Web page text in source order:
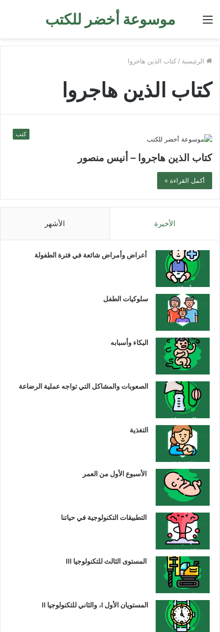
موسوعة أخضر للكتب القائمة
الرئيسية / كتاب الذين هاجروا
كتاب الذين هاجروا
كتب
كتاب الذين هاجروا – أنيس منصور
أكمل القراءة »
الأخيرة الأشهر
أعراض وأمراض شائعة في فترة الطفولة
سلوكيات الطفل
البكاء وأسبابه
الصعوبات والمشاكل التي تواجه عملية الرضاعة
التغذية
الأسبوع الأول من العمر
التطبيقات التكنولوجية في حياتنا
المستوى الثالث للتكنولوجيا III
المستويان الأول I، والثاني للتكنولوجيا II